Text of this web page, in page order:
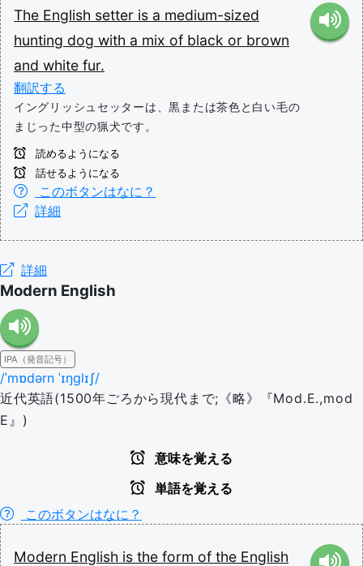
The English setter is a medium-sized
hunting dog with a mix of black or brown
and white fur.
翻訳する
イングリッシュセッターは、黒または茶色と白い毛の
まじった中型の猟犬です。
読めるようになる
話せるようになる
このボタンはなに？
詳細
詳細
Modern English
IPA（発音記号）
/ˈmɒdərn ˈɪŋɡlɪʃ/
近代英語(1500年ごろから現代まで;《略》『Mod.E.,mod
E』)
意味を覚える
単語を覚える
このボタンはなに？
Modern English is the form of the English